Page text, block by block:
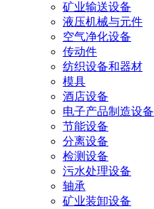
矿业输送设备
液压机械与元件
空气净化设备
传动件
纺织设备和器材
模具
酒店设备
电子产品制造设备
节能设备
分离设备
检测设备
污水处理设备
轴承
矿业装卸设备